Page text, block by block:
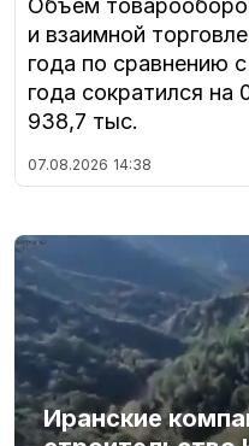
Объем
и взаимной
года по сравнению
года сократился на
938,7 тыс.
07.08.2026 14:38
Иранские